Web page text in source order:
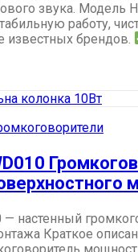
звука. Модель
работу,
известных брендов.
— настенный
Краткое